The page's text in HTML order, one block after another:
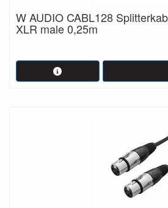
W AUDIO CABL128
XLR male 0,25m